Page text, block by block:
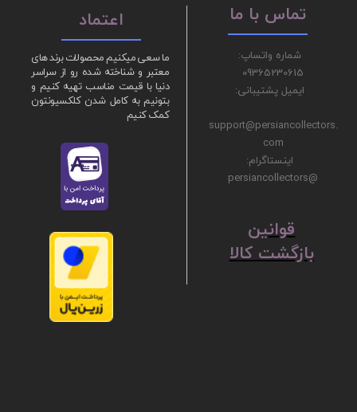
ما سعی میکنیم محصولات برند های
معتبر و شناخته شده رو از سراسر
دنیا با قیمت مناسب تهیه کنیم و
بتونیم به کامل شدن کلکسیونتون
کمک کنیم
شماره واتساپ:
09365230615
ایمیل پشتیبانی:
support@persiancollectors.
com
اینستاگرام:
@persiancollectors
تماس با ما اعتماد
ق​​​​​​​وانین
بازگشت کالا